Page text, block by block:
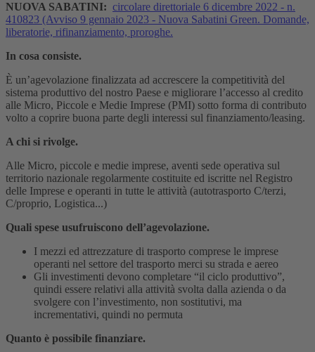
NUOVA SABATINI: circolare direttoriale 6 dicembre 2022 - n.
410823 (Avviso 9 gennaio 2023 - Nuova Sabatini Green. Domande,
liberatorie, rifinanziamento, proroghe.
In cosa consiste.
È un’agevolazione finalizzata ad accrescere la competitività del
sistema produttivo del nostro Paese e migliorare l’accesso al credito
alle Micro, Piccole e Medie Imprese (PMI) sotto forma di contributo
volto a coprire buona parte degli interessi sul finanziamento/leasing.
A chi si rivolge.
Alle Micro, piccole e medie imprese, aventi sede operativa sul
territorio nazionale regolarmente costituite ed iscritte nel Registro
delle Imprese e operanti in tutte le attività (autotrasporto C/terzi,
C/proprio, Logistica...)
Quali spese usufruiscono dell’agevolazione.
I mezzi ed attrezzature di trasporto comprese le imprese
operanti nel settore del trasporto merci su strada e aereo
Gli investimenti devono completare “il ciclo produttivo”,
quindi essere relativi alla attività svolta dalla azienda o da
svolgere con l’investimento, non sostitutivi, ma
incrementativi, quindi no permuta
Quanto è possibile finanziare.